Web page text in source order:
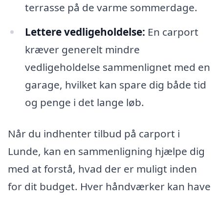
terrasse på de varme sommerdage.
Lettere vedligeholdelse: En carport
kræver generelt mindre
vedligeholdelse sammenlignet med en
garage, hvilket kan spare dig både tid
og penge i det lange løb.
Når du indhenter tilbud på carport i
Lunde, kan en sammenligning hjælpe dig
med at forstå, hvad der er muligt inden
for dit budget. Hver håndværker kan have